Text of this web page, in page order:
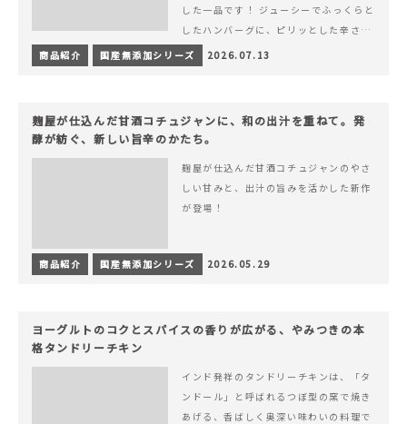
した一品です！ ジューシーでふっくらと
したハンバーグに、ピリッとした辛さと
コク深い旨みが楽しめる特製チリソース
&hellip; 続きを読む ピリッと刺激のあ
商品紹介 国産無添加シリーズ 2026.07.13
麹屋が仕込んだ甘酒コチュジャンに、和の出汁を重ねて。発
酵が紡ぐ、新しい旨辛のかたち。
麹屋が仕込んだ甘酒コチュジャンのやさ
しい甘みと、出汁の旨みを活かした新作
が登場！
商品紹介 国産無添加シリーズ 2026.05.29
ヨーグルトのコクとスパイスの香りが広がる、やみつきの本
格タンドリーチキン
インド発祥のタンドリーチキンは、「タ
ンドール」と呼ばれるつぼ型の窯で焼き
あげる、香ばしく奥深い味わいの料理で